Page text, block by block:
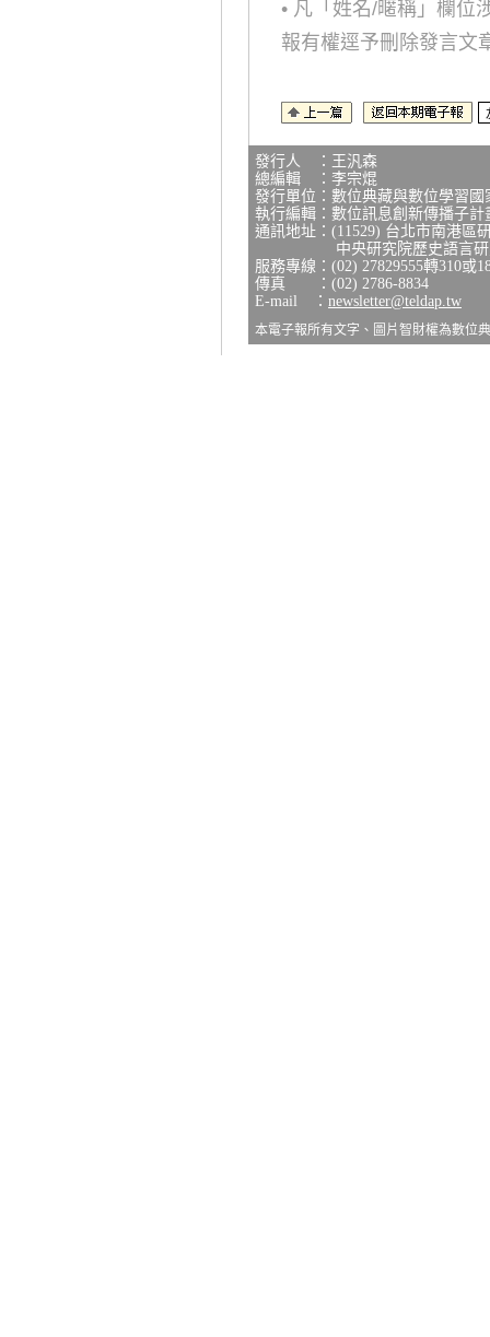
• 凡「姓名/暱稱」欄位
報有權逕予刪除發言文
發行人 ：王汎森
總編輯 ：李宗焜
發行單位：數位典藏與數位學習
執行編輯：數位訊息創新傳播子計
通訊地址：(11529) 台北市南港區
中央研究院歷史語言研究
服務專線：(02) 27829555轉310或
傳真 ：(02) 2786-8834
E-mail ： newsletter@teldap.tw
本電子報所有文字、圖片智財權為數位